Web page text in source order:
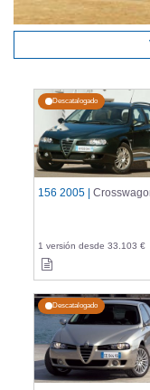
Descatalogado
156 2005 |
1 versión desde 33.103 €
Descatalogado